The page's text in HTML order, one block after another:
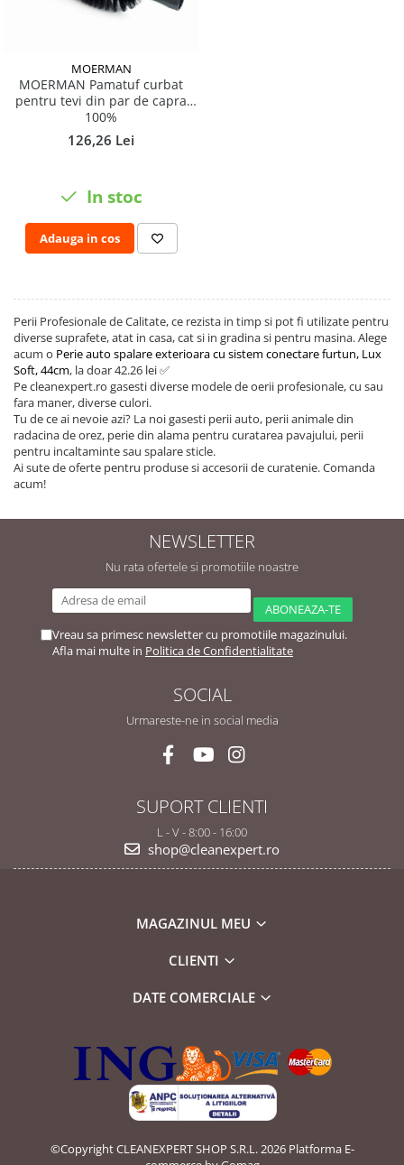
MOERMAN
MOERMAN Pamatuf curbat
pentru tevi din par de capra
100%
126,26 Lei
In stoc
Adauga in cos
Perii Profesionale de Calitate, ce rezista in timp si pot fi utilizate pentru
diverse suprafete, atat in casa, cat si in gradina si pentru masina. Alege
acum o Perie auto spalare exterioara cu sistem conectare furtun, Lux
Soft, 44cm, la doar 42.26 lei ✅
Pe cleanexpert.ro gasesti diverse modele de oerii profesionale, cu sau
fara maner, diverse culori.
Tu de ce ai nevoie azi? La noi gasesti perii auto, perii animale din
radacina de orez, perie din alama pentru curatarea pavajului, perii
pentru incaltaminte sau spalare sticle.
Ai sute de oferte pentru produse si accesorii de curatenie. Comanda
acum!
NEWSLETTER
Nu rata ofertele si promotiile noastre
Vreau sa primesc newsletter cu promotiile magazinului.
Afla mai multe in Politica de Confidentialitate
SOCIAL
Urmareste-ne in social media
SUPORT CLIENTI
L - V - 8:00 - 16:00
shop@cleanexpert.ro
MAGAZINUL MEU
CLIENTI
DATE COMERCIALE
©Copyright CLEANEXPERT SHOP S.R.L. 2026 Platforma E-